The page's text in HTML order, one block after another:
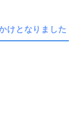
けとなりました